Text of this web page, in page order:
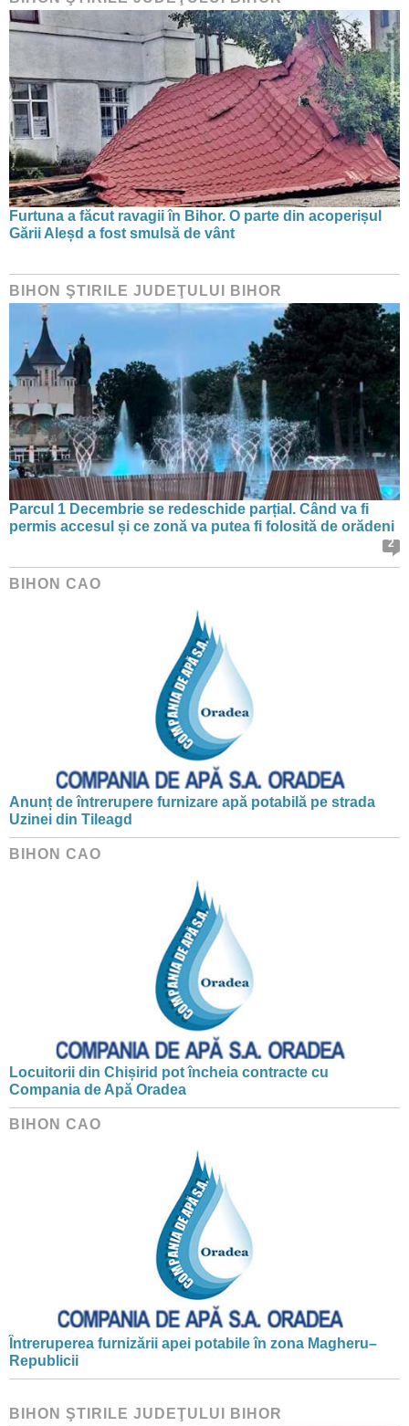
Furtuna a făcut ravagii în Bihor. O parte din acoperișul
Gării Aleșd a fost smulsă de vânt
BIHON ŞTIRILE JUDEŢULUI BIHOR
Parcul 1 Decembrie se redeschide parțial. Când va fi
permis accesul și ce zonă va putea fi folosită de orădeni
2
BIHON CAO
Anunț de întrerupere furnizare apă potabilă pe strada
Uzinei din Tileagd
BIHON CAO
Locuitorii din Chișirid pot încheia contracte cu
Compania de Apă Oradea
BIHON CAO
Întreruperea furnizării apei potabile în zona Magheru–
Republicii
BIHON ŞTIRILE JUDEŢULUI BIHOR